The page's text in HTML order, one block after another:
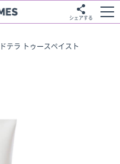
シェアする
ドテラ トゥースペイスト